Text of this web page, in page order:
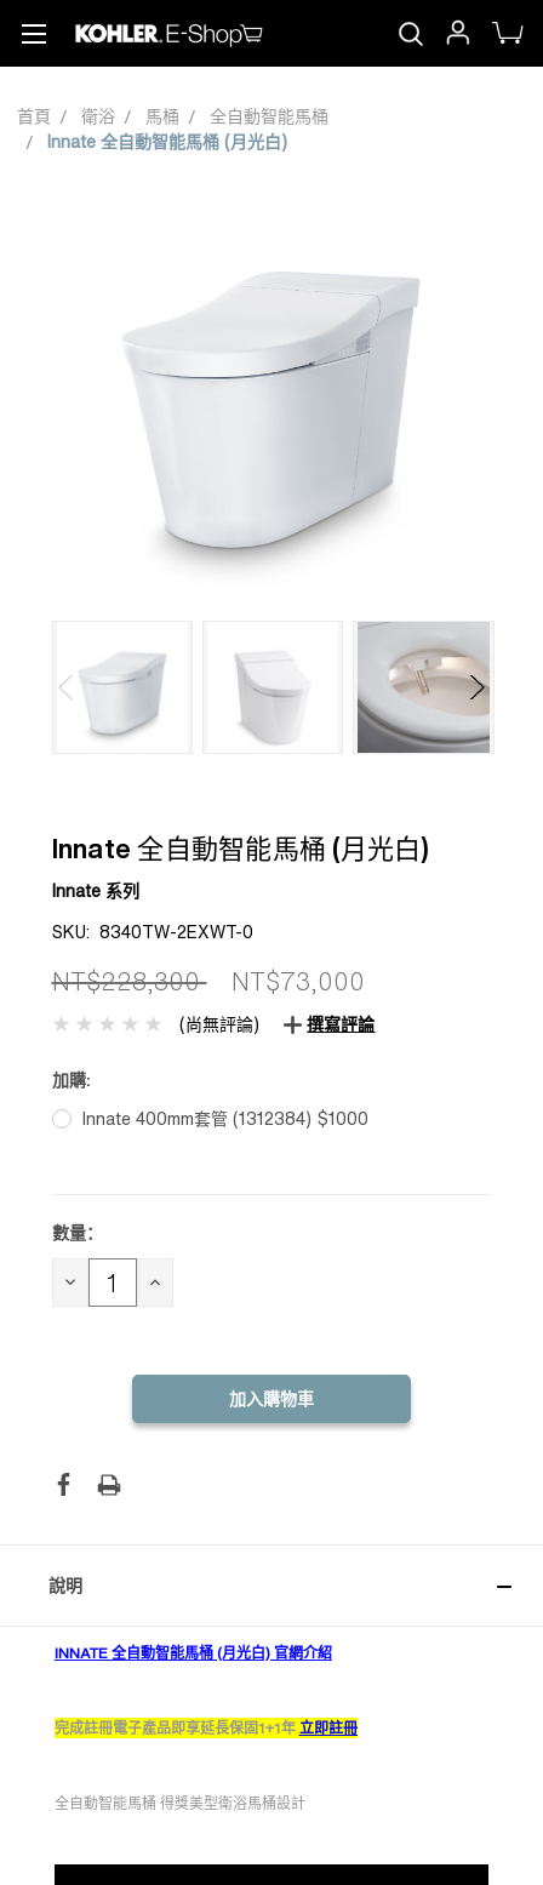
首頁 衛浴 馬桶
全自動智能馬桶
Innate 全自動智能馬桶 (月光白)
Innate 全自動智能馬桶 (月光白)
Innate 系列
SKU: 8340TW-2EXWT-0
NT$228,300 NT$73,000
(尚無評論) 撰寫評論
加購:
Innate 400mm套管 (1312384) $1000
目前
存：
數量：
減 增
說明
INNATE 全自動智能馬桶 (月光白) 官網介紹
完成註冊電子產品即享延長保固1+1年立即註冊
全自動智能馬桶 得獎美型衛浴馬桶設計